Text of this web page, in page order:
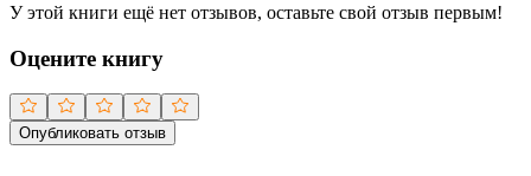
У этой книги ещё нет отзывов, оставьте свой отзыв первым!
Оцените книгу
Опубликовать отзыв